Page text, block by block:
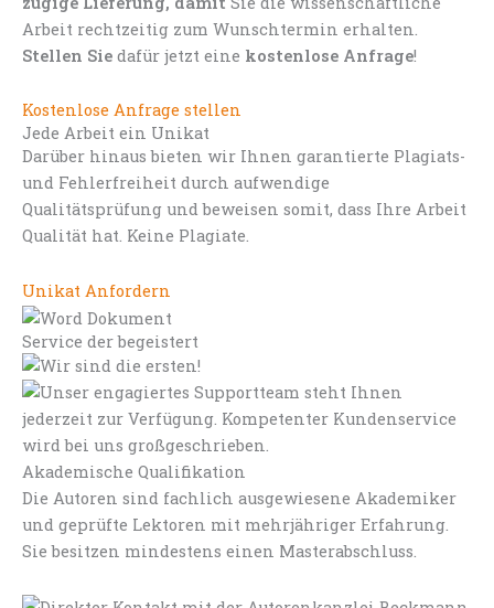
Arbeit rechtzeitig zum Wunschtermin erhalten.
Stellen Sie dafür jetzt eine kostenlose Anfrage!
Kostenlose Anfrage stellen
Jede Arbeit ein Unikat
Darüber hinaus bieten wir Ihnen garantierte Plagiats-
und Fehlerfreiheit durch aufwendige
Qualitätsprüfung und beweisen somit, dass Ihre Arbeit
Qualität hat. Keine Plagiate.
Unikat Anfordern
Service der begeistert
Akademische Qualifikation
Die Autoren sind fachlich ausgewiesene Akademiker
und geprüfte Lektoren mit mehrjähriger Erfahrung.
Sie besitzen mindestens einen Masterabschluss.